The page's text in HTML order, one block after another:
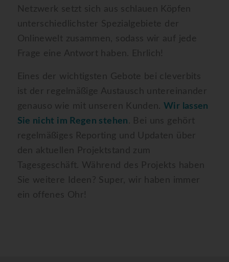
Netzwerk setzt sich aus schlauen Köpfen
unterschiedlichster Spezialgebiete der
Onlinewelt zusammen, sodass wir auf jede
Frage eine Antwort haben. Ehrlich!
Eines der wichtigsten Gebote bei cleverbits
ist der regelmäßige Austausch untereinander
genauso wie mit unseren Kunden. Wir lassen
Sie nicht im Regen stehen . Bei uns gehört
regelmäßiges Reporting und Updaten über
den aktuellen Projektstand zum
Tagesgeschäft. Während des Projekts haben
Sie weitere Ideen? Super, wir haben immer
ein offenes Ohr!